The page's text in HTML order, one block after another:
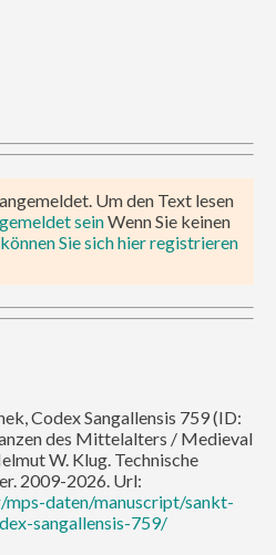
Um den Text lesen
seinWenn Sie keinen
können Sie sich hier registrieren
Codex Sangallensis 759 (ID:
des Mittelalters / Medieval
W. Klug. Technische
2009-2026. Url:
daten/manuscript/sankt-
sangallensis-759/